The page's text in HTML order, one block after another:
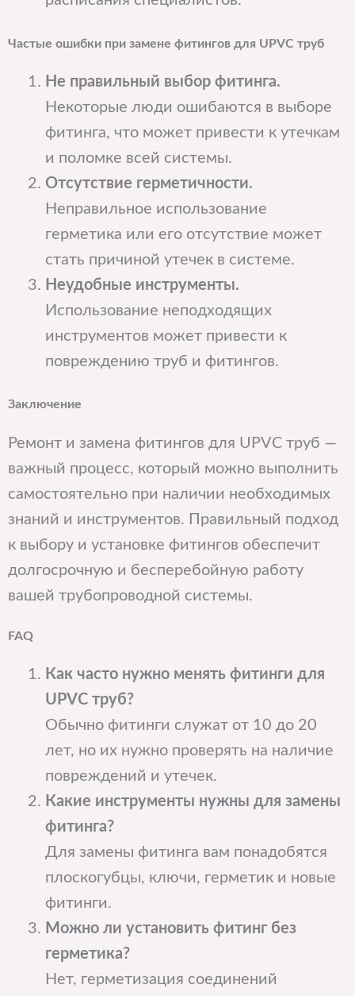
Частые ошибки при замене фитингов для UPVC труб
Не правильный выбор фитинга.
Некоторые люди ошибаются в выборе
фитинга, что может привести к утечкам
и поломке всей системы.
Отсутствие герметичности.
Неправильное использование
герметика или его отсутствие может
стать причиной утечек в системе.
Неудобные инструменты.
Использование неподходящих
инструментов может привести к
повреждению труб и фитингов.
Заключение
Ремонт и замена фитингов для UPVC труб —
важный процесс, который можно выполнить
самостоятельно при наличии необходимых
знаний и инструментов. Правильный подход
к выбору и установке фитингов обеспечит
долгосрочную и бесперебойную работу
вашей трубопроводной системы.
FAQ
Как часто нужно менять фитинги для
UPVC труб?
Обычно фитинги служат от 10 до 20
лет, но их нужно проверять на наличие
повреждений и утечек.
Какие инструменты нужны для замены
фитинга?
Для замены фитинга вам понадобятся
плоскогубцы, ключи, герметик и новые
фитинги.
Можно ли установить фитинг без
герметика?
Нет, герметизация соединений